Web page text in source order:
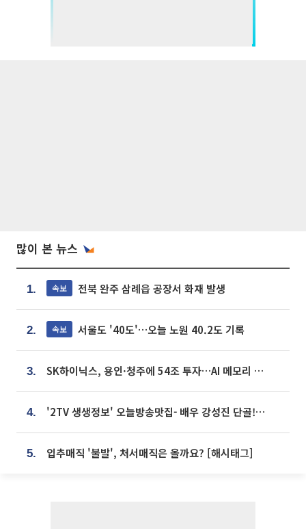
많이 본 뉴스
1. 속보 전북 완주 삼례읍 공장서 화재 발생
2. 속보 서울도 '40도'…오늘 노원 40.2도 기록
3. SK하이닉스, 용인·청주에 54조 투자…AI 메모리 생산기지 키운다
4. '2TV 생생정보' 오늘방송맛집- 배우 강성진 단골! 쌀국수ㆍ푸팟퐁 커리 맛집 '블○○○'
5. 입추매직 '불발', 처서매직은 올까요? [해시태그]